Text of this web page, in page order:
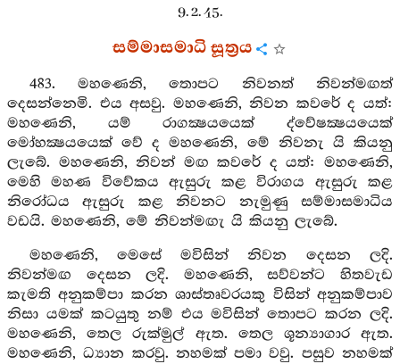
9. 2. 45.
සම්මාසමාධි සූත්‍රය
483. මහණෙනි, තොපට නිවනත් නිවන්මඟත්
දෙසන්නෙමි. එය අසවු. මහණෙනි, නිවන කවරේ ද යත්:
මහණෙනි, යම් රාගක්‍ෂයයෙක් ද්වේෂක්‍ෂයයෙක්
මෝහක්‍ෂයයෙක් වේ ද මහණෙනි, මේ නිවනැ යි කියනු
ලැබේ. මහණෙනි, නිවන් මඟ කවරේ ද යත්: මහණෙනි,
මෙහි මහණ විවේකය ඇසුරු කළ විරාගය ඇසුරු කළ
නිරෝධය ඇසුරු කළ නිවනට නැමුණු සම්මාසමාධිය
වඩයි. මහණෙනි, මේ නිවන්මඟැ යි කියනු ලැබේ.
මහණෙනි, මෙසේ මවිසින් නිවන දෙසන ලදි.
නිවන්මඟ දෙසන ලදි. මහණෙනි, සව්වන්ට හිතවැඩ
කැමති අනුකම්පා කරන ශාස්තෘවරයකු විසින් අනුකම්පාව
නිසා යමක් කටයුතු නම් එය මවිසින් තොපට කරන ලදි.
මහණෙනි, තෙල රුක්මුල් ඇත. තෙල ශූන්‍යාගාර ඇත.
මහණෙනි, ධ්‍යාන කරවු. නහමක් පමා වවු. පසුව නහමක්